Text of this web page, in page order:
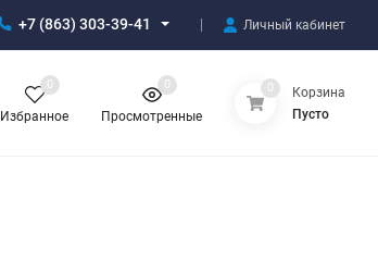
+7 (863) 303-39-41 Личный кабинет
Избранное
0
Просмотренные
0 0
Корзина
Пусто